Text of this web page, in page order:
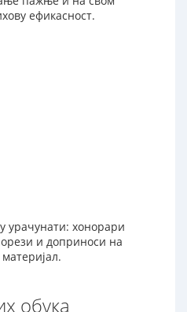
ефикасност.
урачунати: хонорари
и доприноси на
обука